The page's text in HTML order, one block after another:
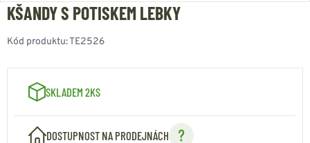
KŠANDY S POTISKEM LEBKY
Kód produktu:TE2526
SKLADEM 2KS
DOSTUPNOST NA PRODEJNÁCH